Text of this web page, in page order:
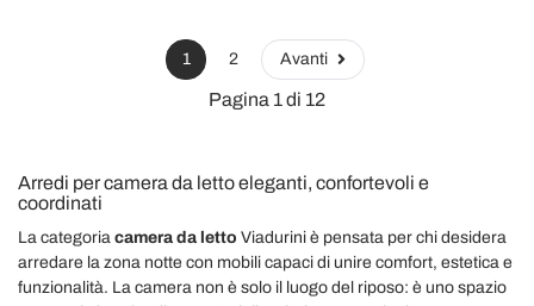
1 2 Avanti
Pagina 1 di 12
Arredi per camera da letto eleganti, confortevoli e
coordinati
La categoria camera da letto Viadurini è pensata per chi desidera
arredare la zona notte con mobili capaci di unire comfort, estetica e
funzionalità. La camera non è solo il luogo del riposo: è uno spazio